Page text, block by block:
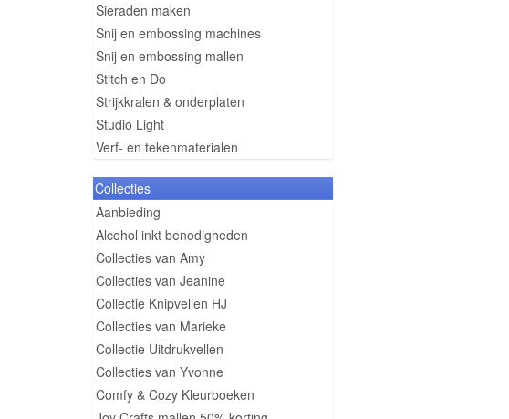
Sieraden maken
Snij en embossing machines
Snij en embossing mallen
Stitch en Do
Strijkkralen & onderplaten
Studio Light
Verf- en tekenmaterialen
Collecties
Aanbieding
Alcohol inkt benodigheden
Collecties van Amy
Collecties van Jeanine
Collectie Knipvellen HJ
Collecties van Marieke
Collectie Uitdrukvellen
Collecties van Yvonne
Comfy & Cozy Kleurboeken